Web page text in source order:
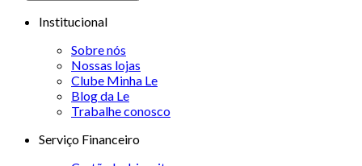
Institucional
Sobre nós
Nossas lojas
Clube Minha Le
Blog da Le
Trabalhe conosco
Serviço Financeiro